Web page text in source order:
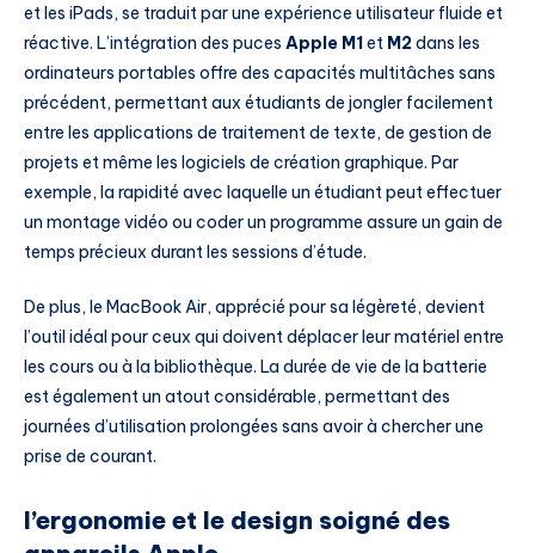
et les iPads, se traduit par une expérience utilisateur fluide et
réactive. L’intégration des puces Apple M1et M2dans les
ordinateurs portables offre des capacités multitâches sans
précédent, permettant aux étudiants de jongler facilement
entre les applications de traitement de texte, de gestion de
projets et même les logiciels de création graphique. Par
exemple, la rapidité avec laquelle un étudiant peut effectuer
un montage vidéo ou coder un programme assure un gain de
temps précieux durant les sessions d’étude.
De plus, le MacBook Air, apprécié pour sa légèreté, devient
l’outil idéal pour ceux qui doivent déplacer leur matériel entre
les cours ou à la bibliothèque. La durée de vie de la batterie
est également un atout considérable, permettant des
journées d’utilisation prolongées sans avoir à chercher une
prise de courant.
l’ergonomie et le design soigné des